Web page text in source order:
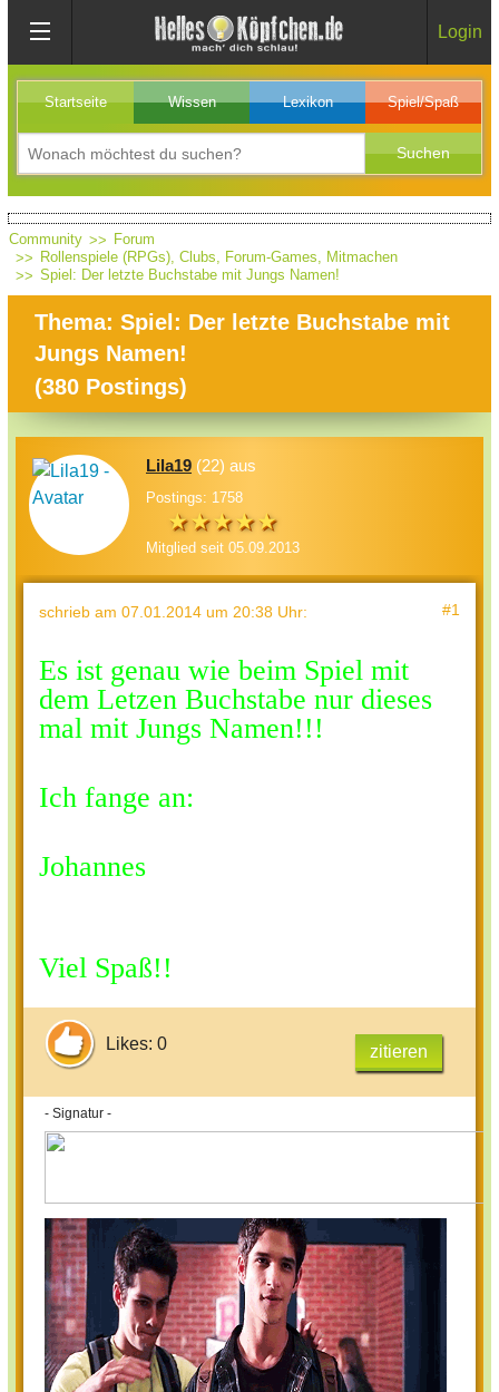
Login
Startseite Wissen Lexikon Spiel/Spaß
Community
Forum
Rollenspiele (RPGs), Clubs, Forum-Games, Mitmachen
Spiel: Der letzte Buchstabe mit Jungs Namen!
Thema: Spiel: Der letzte Buchstabe mit
Jungs Namen!
(380 Postings)
Lila19 (22) aus
Postings: 1758
Mitglied seit 05.09.2013
schrieb am 07.01.2014 um 20:38 Uhr: #1
Es ist genau wie beim Spiel mit
dem Letzen Buchstabe nur dieses
mal mit Jungs Namen!!!
Ich fange an:
Johannes
Viel Spaß!!
Likes: 0 zitieren
- Signatur -